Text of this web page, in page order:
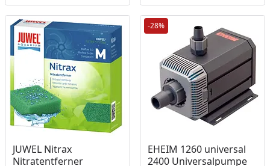
JUWEL Nitrax
Nitratentferner
-28%
EHEIM 1260 universal
2400 Universalpumpe